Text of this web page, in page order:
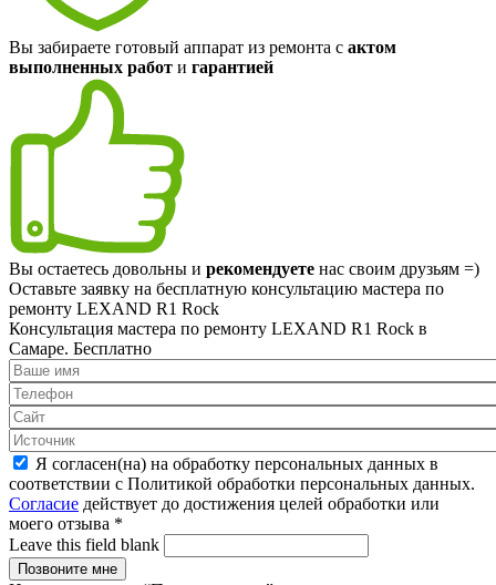
Вы забираете готовый аппарат из ремонта с актом
выполненных работ и гарантией
Вы остаетесь довольны и рекомендуете нас своим друзьям =)
Оставьте заявку на бесплатную консультацию мастера по
ремонту LEXAND R1 Rock
Консультация мастера по ремонту LEXAND R1 Rock в
Самаре. Бесплатно
Я согласен(на) на обработку персональных данных в
соответствии с Политикой обработки персональных данных.
Согласие действует до достижения целей обработки или
моего отзыва *
Leave this field blank